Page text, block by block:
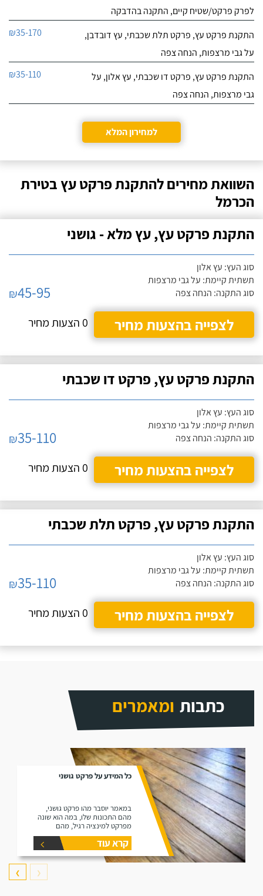
לפרק פרקט/שטיח קיים, התקנה בהדבקה
התקנת פרקט עץ, פרקט תלת שכבתי, עץ דובדבן,
על גבי מרצפות, הנחה צפה
₪35-170
התקנת פרקט עץ, פרקט דו שכבתי, עץ אלון, על
גבי מרצפות, הנחה צפה
₪35-110
למחירון המלא
השוואת מחירים להתקנת פרקט עץ בטירת
הכרמל
התקנת פרקט עץ, עץ מלא - גושני
סוג העץ: עץ אלון
תשתית קיימת: על גבי מרצפות
סוג התקנה: הנחה צפה
₪45-95
לצפייה בהצעות מחיר
0 הצעות מחיר
התקנת פרקט עץ, פרקט דו שכבתי
סוג העץ: עץ אלון
תשתית קיימת: על גבי מרצפות
סוג התקנה: הנחה צפה
₪35-110
לצפייה בהצעות מחיר
0 הצעות מחיר
התקנת פרקט עץ, פרקט תלת שכבתי
סוג העץ: עץ אלון
תשתית קיימת: על גבי מרצפות
סוג התקנה: הנחה צפה
₪35-110
לצפייה בהצעות מחיר
0 הצעות מחיר
כתבות ומאמרים
כל המידע על פרקט גושני
במאמר יוסבר מהו פרקט גושני,
מהם התכונות שלו, במה הוא שונה
מפרקט למינציה רגיל, מהם
היתרונות שלו ומהם החסרונות שלו.
קרא עוד
❮
❯